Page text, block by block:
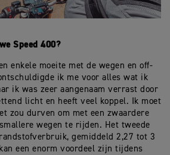
Speed 400?
enkele moeite met de wegen en off-
ik me voor alles wat ik
ik was zeer aangenaam verrast door
licht en heeft veel koppel. Ik moet
zou durven om met een zwaardere
wegen te rijden. Het tweede
gemiddeld 2,27 tot 3
een enorm voordeel zijn tijdens